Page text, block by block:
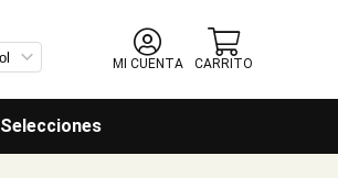
Selecciones
MI CUENTA
CARRITO